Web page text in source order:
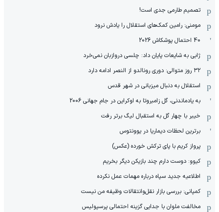
تصمیم طارمی جدی است!
مومنی: رامین کمک‌های استقلال را یادش نرود
40 احتمال پوشکاش 2026
ژابی به شایعات پایان داد: چلسی دروازبان نمی‌خرد
۳۲ روز متوالی: دوری رونالدو از النصر ادامه دارد
استقلال به دنبال میزبانی در شهر قدس
به یادماندنی، گل زامبروتا به اوکراین در جام جهانی 2006
خیبر با چهار گل به استقبال لیگ برتر رفت
برترین لحظات دیماریا در یوونتوس
پرواز کریم با پای ترکش خورده (عکس)
کیوو: دوست دارم چند بازیکن دیگر بخریم
اطلاعیه جدید سپاه درباره مهمات عمل نکرده
کمپانی: بررسی بازار نقل‌وانتقالات وظیفه من نیست
مخالفت ملوان با جدایی گزینه احتمالی پرسپولیس